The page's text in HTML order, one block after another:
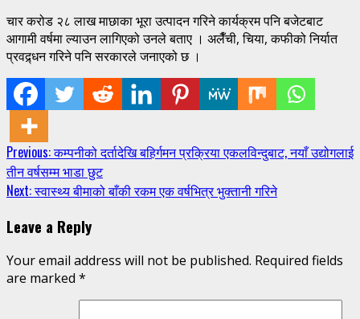
चार करोड २८ लाख माछाका भूरा उत्पादन गरिने कार्यक्रम पनि बजेटबाट
आगामी वर्षमा ल्याउन लागिएको उनले बताए । अलैँची, चिया, कफीको निर्यात
प्रवद्र्धन गरिने पनि सरकारले जनाएको छ ।
Continue
Reading
Previous:कम्पनीको दर्तादेखि बहिर्गमन प्रक्रिया एकलविन्दुबाट, नयाँ उद्योगलाई
तीन वर्षसम्म भाडा छुट
Next:स्वास्थ्य बीमाको बाँकी रकम एक वर्षभित्र भुक्तानी गरिने
Leave a Reply
Your email address will not be published. Required fields
are marked *